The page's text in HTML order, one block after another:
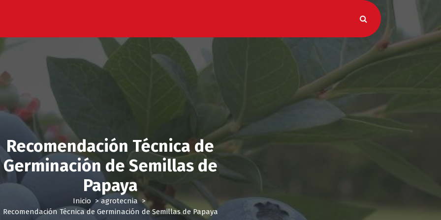
Recomendación Técnica de
Germinación de Semillas de
Papaya
Inicio >agrotecnia>
Recomendación Técnica de Germinación de Semillas de Papaya